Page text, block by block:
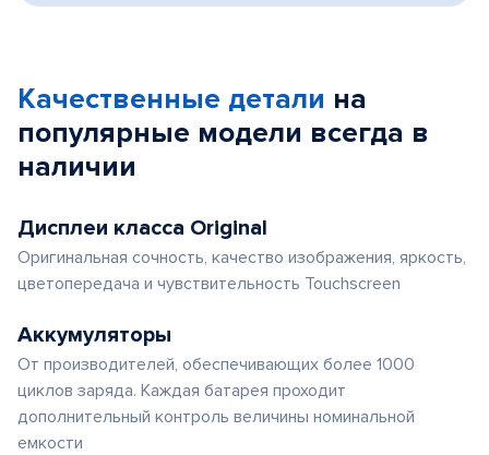
Качественные детали на
популярные модели всегда в
наличии
Дисплеи класса Original
Оригинальная сочность, качество изображения, яркость,
цветопередача и чувствительность Touchscreen
Аккумуляторы
От производителей, обеспечивающих более 1000
циклов заряда. Каждая батарея проходит
дополнительный контроль величины номинальной
емкости